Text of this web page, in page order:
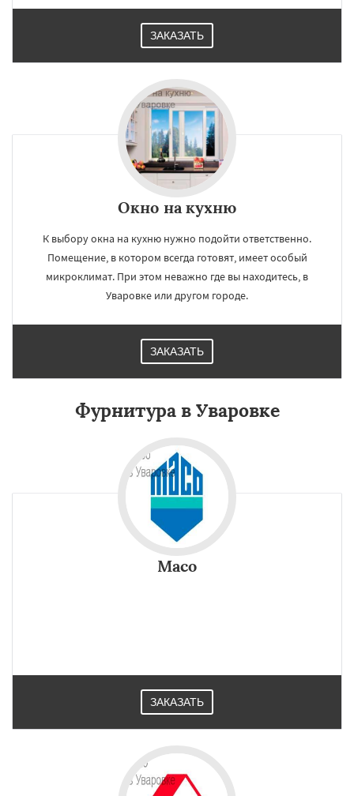
ЗАКАЗАТЬ
Окно на кухню
К выбору окна на кухню нужно подойти ответственно.
Помещение, в котором всегда готовят, имеет особый
микроклимат. При этом неважно где вы находитесь, в
Уваровке или другом городе.
ЗАКАЗАТЬ
Фурнитура в Уваровке
Maco
ЗАКАЗАТЬ